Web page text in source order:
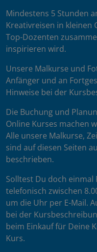
Mindestens 5 Stunden
Kreativreisen in kleinen
Top-Dozenten
inspirieren wird.
Unsere Malkurse und
Anfänger und an
Hinweise bei der
Die Buchung und
Online Kurses machen
Alle unsere Malkurse,
sind auf diesen Seiten
beschrieben.
Solltest Du doch einmal
telefonisch zwischen
um die Uhr per E-Mail.
bei der
beim Einkauf für Deine
Kurs.